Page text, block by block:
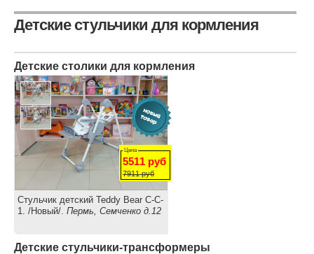
Детские стульчики для кормления
Детские столики для кормления
Цена
5511 руб
7911руб
Стульчик детский Teddy Bear С-C-
1. /Новый/. Пермь, Семченко д.12
Детские стульчики-трансформеры